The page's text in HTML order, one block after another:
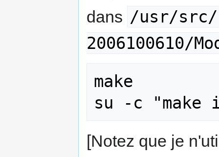
dans /usr/src/
2006100610/
make
[Notez que je